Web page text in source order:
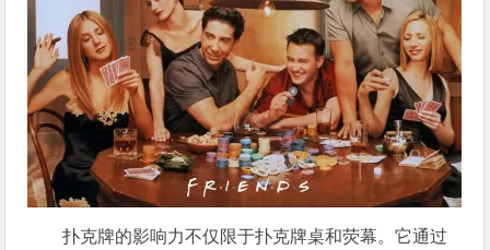
扑克牌的影响力不仅限于扑克牌桌和荧幕。它通过